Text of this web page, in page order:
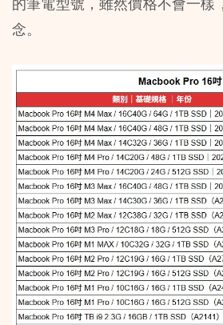
的筆電型號，雖然價格不會一樣
念。